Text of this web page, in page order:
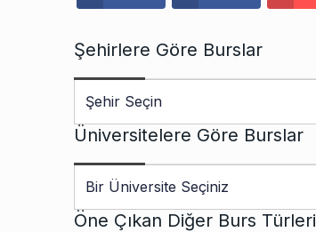
Şehirlere Göre Burslar
Üniversitelere Göre Burslar
Öne Çıkan Diğer Burs Türleri